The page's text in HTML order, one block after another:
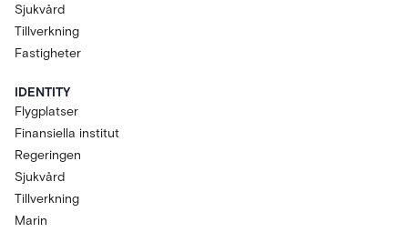
Sjukvård
Tillverkning
Fastigheter
IDENTITY
Flygplatser
Finansiella institut
Regeringen
Sjukvård
Tillverkning
Marin